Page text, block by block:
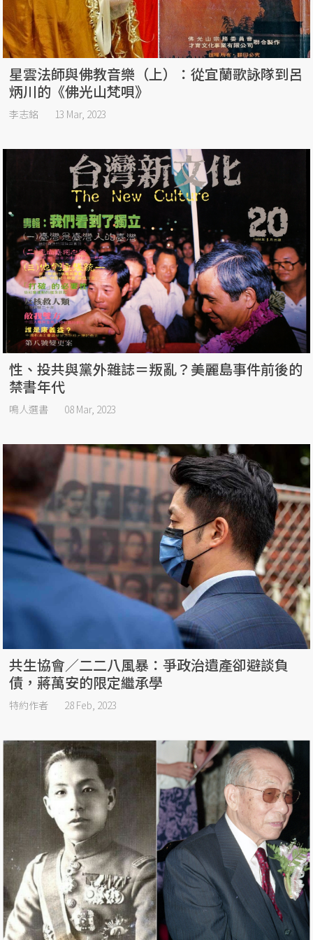
星雲法師與佛教音樂（上）：從宜蘭歌詠隊到呂
炳川的《佛光山梵唄》
李志銘 13 Mar, 2023
性、投共與黨外雜誌＝叛亂？美麗島事件前後的
禁書年代
鳴人選書 08 Mar, 2023
共生協會／二二八風暴：爭政治遺產卻避談負
債，蔣萬安的限定繼承學
特約作者 28 Feb, 2023